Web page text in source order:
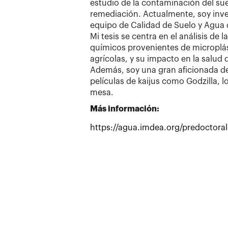
estudio de la contaminación del
remediación. Actualmente, soy
equipo de Calidad de Suelo y Agua
Mi tesis se centra en el análisis de
químicos provenientes de
agrícolas, y su impacto en la salud
Además, soy una gran aficionada
películas de kaijus como Godzilla,
mesa.
Más información:
https://agua.imdea.org/